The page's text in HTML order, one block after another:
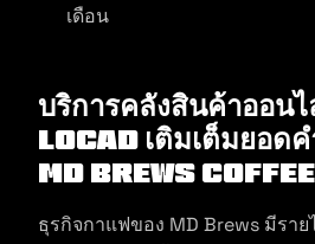
เดือน
บริการคลังสินค้าออน
Locad เติมเต็มยอดค
MD BREWS COFFEE
ธุรกิจกาแฟของ MD Brews มีราย